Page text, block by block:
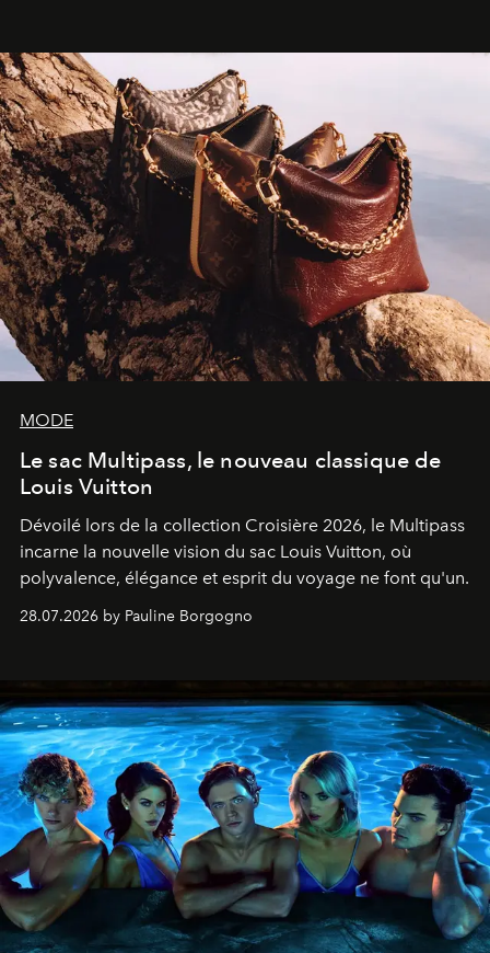
sculpture.
MODE
Le sac Multipass, le nouveau classique de
Louis Vuitton
Dévoilé lors de la collection Croisière 2026, le Multipass
incarne la nouvelle vision du sac Louis Vuitton, où
polyvalence, élégance et esprit du voyage ne font qu'un.
28.07.2026 by Pauline Borgogno